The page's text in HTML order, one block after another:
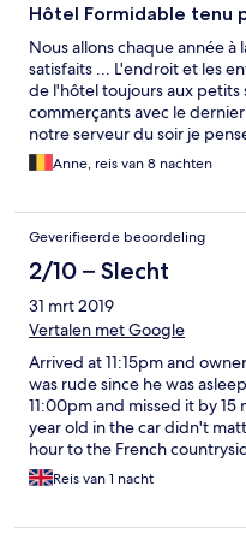
Hôtel Formidable tenu
Nous allons chaque année à
satisfaits ... L'endroit et les
de l'hôtel toujours aux petits
commerçants avec le
notre serveur du soir je
gentillesse et son
manger à l'hôtel le soir car la
face la digue .Eviter de
touristes . Les chambres sont
confortables . Il reste de loin
nous espérons y retourner
du départ ou n'avez plus
Anne, reis van 8 nachten
Geverifieerde beoordeling
2/10 – Slecht
31 mrt 2019
Vertalen met Google
Arrived at 11:15pm and
was rude since he was
11:00pm and missed it by
year old in the car didn't
hour to the French
us.Reis van 1 nacht